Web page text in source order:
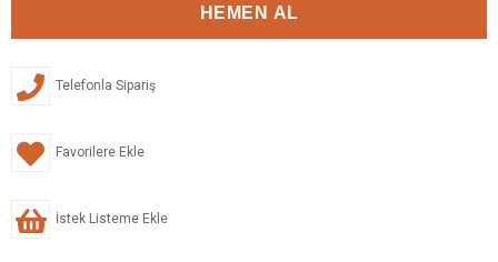
Telefonla Sipariş
Favorilere Ekle
İstek Listeme Ekle